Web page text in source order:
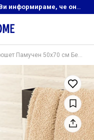
Скъпи клиенти, Бихме искали да Ви информираме, че онлайн магазинът на English Home преустановява своята дейност. Прекрасният ни и усмихнат екип ,Ви очаква в нашите физически магазини, където ще откриете любимите си продукти! Благодарим Ви, че сте част от семейството на Еnglish Home!